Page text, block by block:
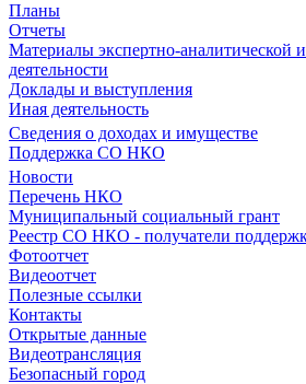
Планы
Отчеты
Материалы экспертно-аналитической
деятельности
Доклады и выступления
Иная деятельность
Сведения о доходах и имуществе
Поддержка СО НКО
Новости
Перечень НКО
Муниципальный социальный грант
Реестр СО НКО - получатели
Фотоотчет
Видеоотчет
Полезные ссылки
Контакты
Открытые данные
Видеотрансляция
Безопасный город